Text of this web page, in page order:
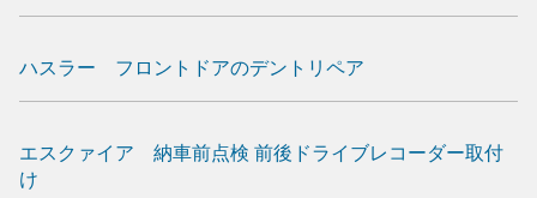
ハスラー フロントドアのデントリペア
エスクァイア 納車前点検 前後ドライブレコーダー取付
け